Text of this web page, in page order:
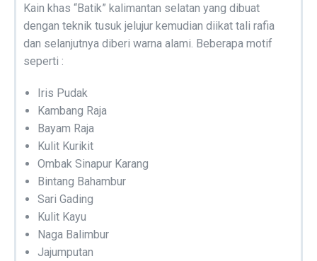
Kain khas “Batik” kalimantan selatan yang dibuat
dengan teknik tusuk jelujur kemudian diikat tali rafia
dan selanjutnya diberi warna alami. Beberapa motif
seperti :
Iris Pudak
Kambang Raja
Bayam Raja
Kulit Kurikit
Ombak Sinapur Karang
Bintang Bahambur
Sari Gading
Kulit Kayu
Naga Balimbur
Jajumputan